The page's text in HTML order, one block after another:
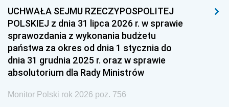
1939 1938 1937
1936 1930
UCHWAŁA SEJMU RZECZYPOSPOLITEJ
POLSKIEJ z dnia 31 lipca 2026 r. w sprawie
sprawozdania z wykonania budżetu
państwa za okres od dnia 1 stycznia do
dnia 31 grudnia 2025 r. oraz w sprawie
absolutorium dla Rady Ministrów
Monitor Polski rok 2026 poz. 756